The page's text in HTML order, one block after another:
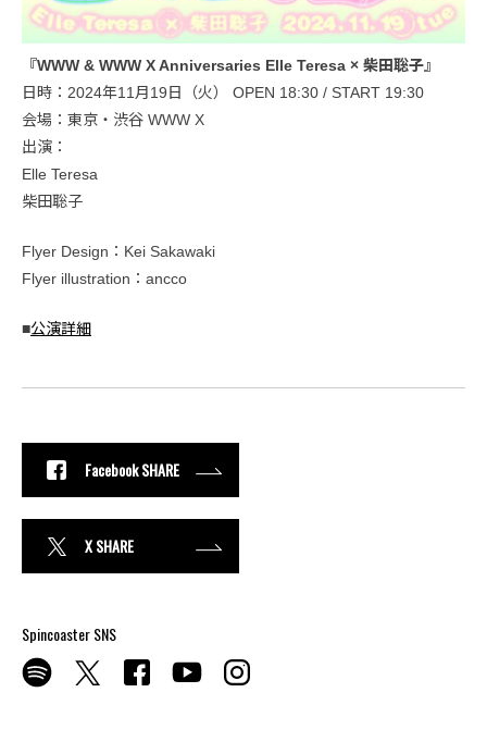
『WWW & WWW X Anniversaries Elle Teresa × 柴田聡子』
日時：2024年11月19日（火） OPEN 18:30 / START 19:30
会場：東京・渋谷 WWW X
出演：
Elle Teresa
柴田聡子
Flyer Design：Kei Sakawaki
Flyer illustration：ancco
■公演詳細
Facebook SHARE
X SHARE
Spincoaster SNS